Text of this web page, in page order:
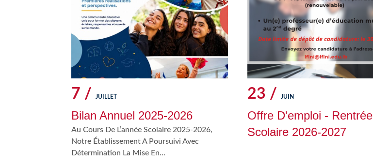
7 / JUILLET
Bilan Annuel 2025-2026
Au Cours De L’année Scolaire 2025-2026,
Notre Établissement A Poursuivi Avec
Détermination La Mise En...
23 / JUIN
Offre D'emploi - Rentrée
Scolaire 2026-2027